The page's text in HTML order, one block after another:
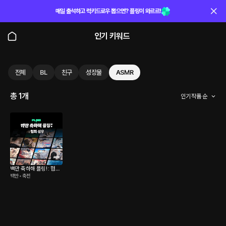
매일 출석하고 럭키드로우 뽑으면? 플링이 와르르!
인기 키워드
전체 BL 친구 성장물 ASMR
총 1개 인기 작품 순
백만 축하해 플링! : 협회
성우
백만 • 축전